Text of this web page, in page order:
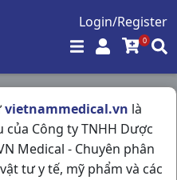
Login/Register
0
vietnammedical.vn là
Công ty TNHH Dược
Medical - Chuyên phân
tư y tế, mỹ phẩm và các
/